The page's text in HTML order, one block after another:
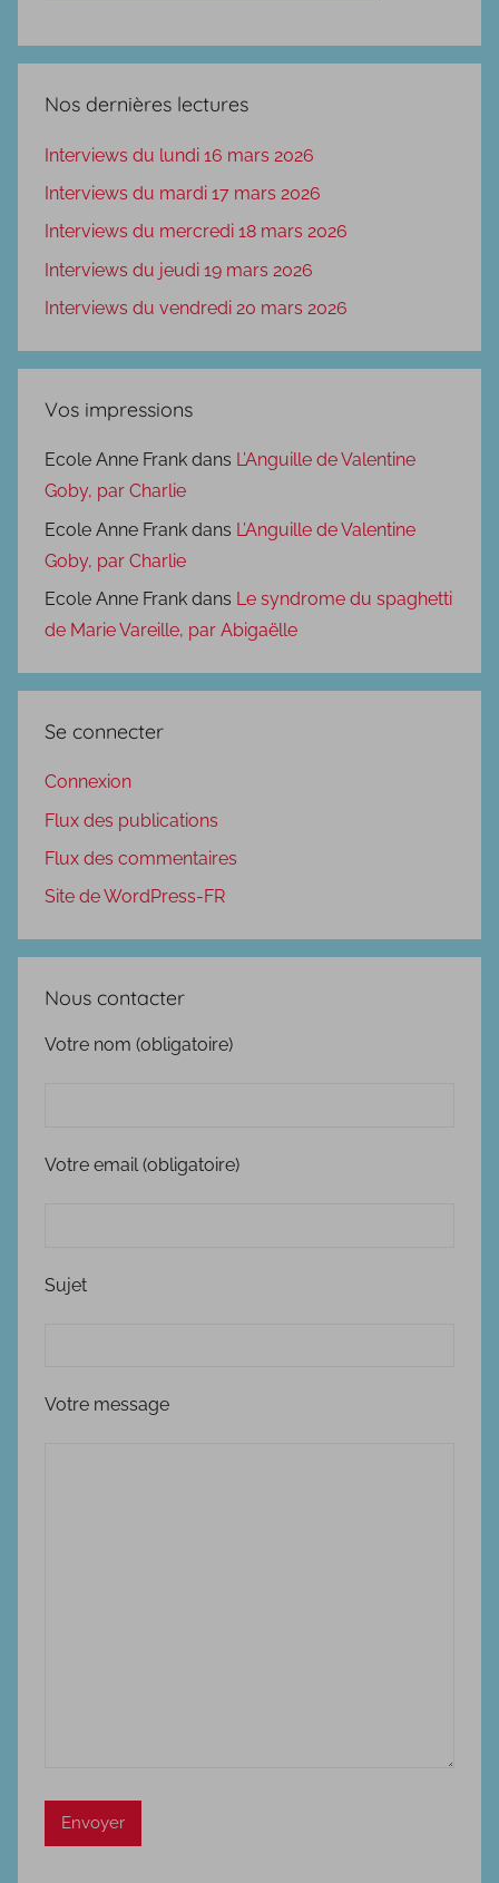
Nos dernières lectures
Interviews du lundi 16 mars 2026
Interviews du mardi 17 mars 2026
Interviews du mercredi 18 mars 2026
Interviews du jeudi 19 mars 2026
Interviews du vendredi 20 mars 2026
Vos impressions
Ecole Anne Frank dans L’Anguille de Valentine
Goby, par Charlie
Ecole Anne Frank dans L’Anguille de Valentine
Goby, par Charlie
Ecole Anne Frank dans Le syndrome du spaghetti
de Marie Vareille, par Abigaëlle
Se connecter
Connexion
Flux des publications
Flux des commentaires
Site de WordPress-FR
Nous contacter
Votre nom (obligatoire)
Votre email (obligatoire)
Sujet
Votre message